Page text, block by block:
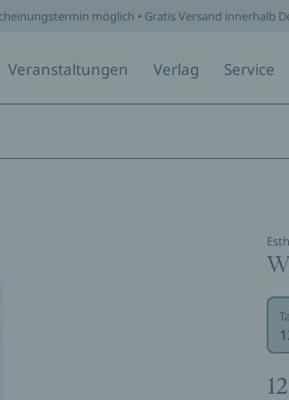
möglich • Gratis Versand innerhalb
Veranstaltungen Verlag Service